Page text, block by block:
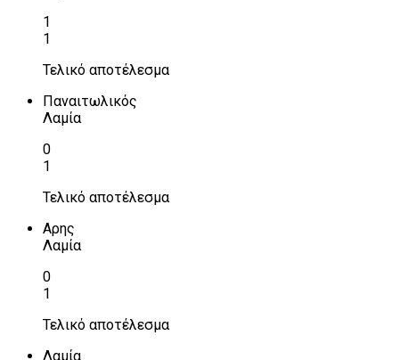
1
1
Τελικό αποτέλεσμα
Παναιτωλικός
Λαμία
0
1
Τελικό αποτέλεσμα
Αρης
Λαμία
0
1
Τελικό αποτέλεσμα
Λαμία